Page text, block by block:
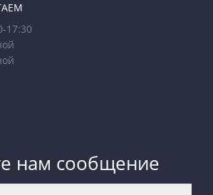
17:30
нам сообщение